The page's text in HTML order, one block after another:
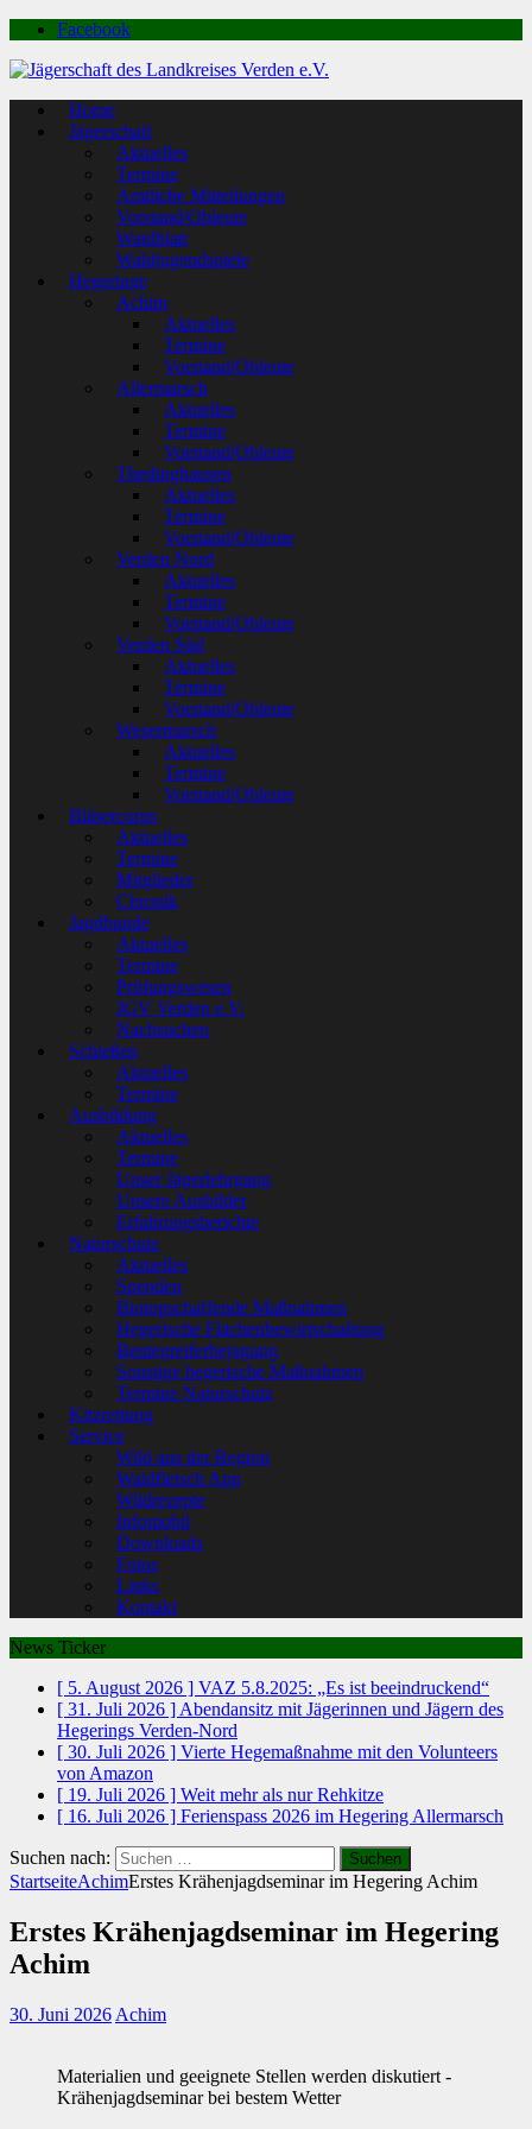
Facebook
Home
Jägerschaft
Aktuelles
Termine
Amtliche Mitteilungen
Vorstand/Obleute
Waidblatt
Waldjugendspiele
Hegeringe
Achim
Aktuelles
Termine
Vorstand/Obleute
Allermarsch
Aktuelles
Termine
Vorstand/Obleute
Thedinghausen
Aktuelles
Termine
Vorstand/Obleute
Verden Nord
Aktuelles
Termine
Vorstand/Obleute
Verden Süd
Aktuelles
Termine
Vorstand/Obleute
Wesermarsch
Aktuelles
Termine
Vorstand/Obleute
Bläsercorps
Aktuelles
Termine
Mitglieder
Chronik
Jagdhunde
Aktuelles
Termine
Prüfungswesen
JGV Verden e.V.
Nachsuchen
Schießen
Aktuelles
Termine
Ausbildung
Aktuelles
Termine
Unser Jägerlehrgang
Unsere Ausbilder
Erfahrungsberichte
Naturschutz
Aktuelles
Spenden
Biotopschaffende Maßnahmen
Hegerische Flächenbewirtschaftung
Beutegreiferbejagung
Sonstige hegerische Maßnahmen
Termine Naturschutz
Kitzrettung
Service
Wild aus der Region
Waldfleisch App
Wildrezepte
Infomobil
Downloads
Fotos
Links
Kontakt
News Ticker
[ 5. August 2026 ] VAZ 5.8.2025: „Es ist beeindruckend“
[ 31. Juli 2026 ] Abendansitz mit Jägerinnen und Jägern des
Hegerings Verden-Nord
[ 30. Juli 2026 ] Vierte Hegemaßnahme mit den Volunteers
von Amazon
[ 19. Juli 2026 ] Weit mehr als nur Rehkitze
[ 16. Juli 2026 ] Ferienspass 2026 im Hegering Allermarsch
Suchen nach:
StartseiteAchimErstes Krähenjagdseminar im Hegering Achim
Erstes Krähenjagdseminar im Hegering
Achim
30. Juni 2026 Achim
Materialien und geeignete Stellen werden diskutiert -
Krähenjagdseminar bei bestem Wetter